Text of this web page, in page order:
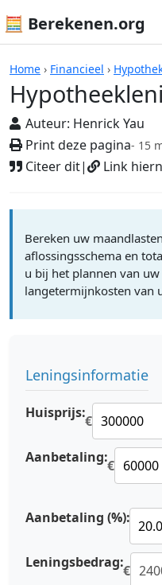
🧮 Berekenen.org
Home › Financieel ›
Auteur: Henrick Yau
Print deze pagina- 15
Citeer dit| Link
Rekenmachines
Bereken uw
aflossingsschema en
u bij het plannen van
langetermijnkosten van
Leningsinformatie
Huisprijs:€
Aanbetaling:€
Aanbetaling (%):
Leningsbedrag:€